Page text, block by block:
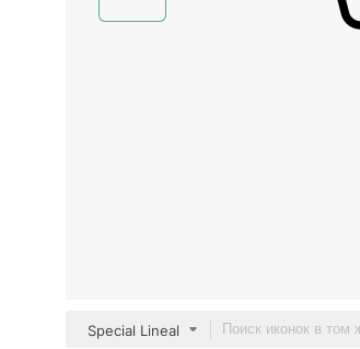
Special Lineal